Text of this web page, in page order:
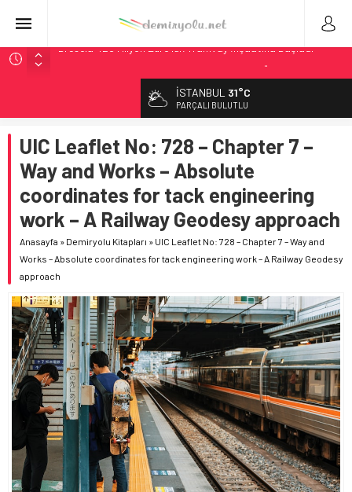
Brescia 426 Milyon Euro’luk Tramvay İnşaatına Başladı
Chicago’da Metra Polisi BVLOS Drone’larla Müdahale
NJ Transit’ten Tarihi Bütçe: 46 Yılın Rekoru Onaylandı
Rocky Mountain, Güneş Enerjili Tesisten İlk Rayı Sevk Etti
İSTANBUL 31°C
PARÇALI BULUTLU
UIC Leaflet No: 728 – Chapter 7 –
Way and Works – Absolute
coordinates for tack engineering
work – A Railway Geodesy approach
Anasayfa » Demiryolu Kitapları » UIC Leaflet No: 728 – Chapter 7 – Way and
Works – Absolute coordinates for tack engineering work – A Railway Geodesy
approach